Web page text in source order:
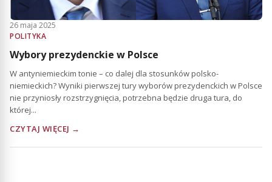
26 maja 2025
POLITYKA
Wybory prezydenckie w Polsce
W antyniemieckim tonie – co dalej dla stosunków polsko-
niemieckich? Wyniki pierwszej tury wyborów prezydenckich w Polsce
nie przyniosły rozstrzygnięcia, potrzebna będzie druga tura, do
której...
CZYTAJ WIĘCEJ →